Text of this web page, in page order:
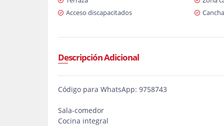
Acceso discapacitados
Descripción Adicional
Código para WhatsApp: 9758743
Sala-comedor
Cocina integral